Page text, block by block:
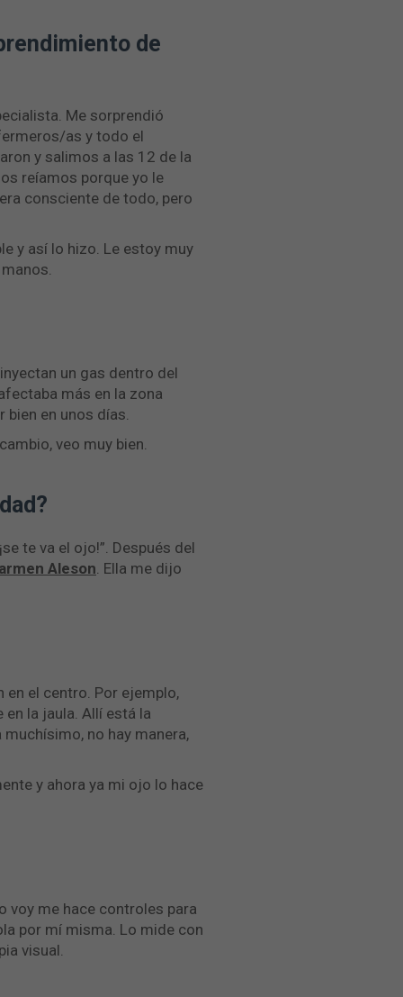
de
Me sorprendió
as y todo el
y salimos a las 12 de la
reíamos porque yo le
consciente de todo, pero
y así lo hizo. Le estoy muy
un gas dentro del
más en la zona
bien en unos días.
veo muy bien.
te va el ojo!”. Después del
Aleson. Ella me dijo
en el centro. Por ejemplo,
la jaula. Allí está la
no hay manera,
y ahora ya mi ojo lo hace
voy me hace controles para
por mí misma. Lo mide con
visual.